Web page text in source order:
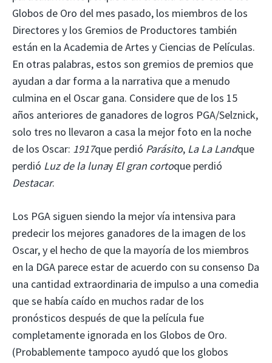
Globos de Oro del mes pasado, los miembros de los
Directores y los Gremios de Productores también
están en la Academia de Artes y Ciencias de Películas.
En otras palabras, estos son gremios de premios que
ayudan a dar forma a la narrativa que a menudo
culmina en el Oscar gana. Considere que de los 15
años anteriores de ganadores de logros PGA/Selznick,
solo tres no llevaron a casa la mejor foto en la noche
de los Oscar: 1917que perdió Parásito, La La Landque
perdió Luz de la lunay El gran cortoque perdió
Destacar.
Los PGA siguen siendo la mejor vía intensiva para
predecir los mejores ganadores de la imagen de los
Oscar, y el hecho de que la mayoría de los miembros
en la DGA parece estar de acuerdo con su consenso Da
una cantidad extraordinaria de impulso a una comedia
que se había caído en muchos radar de los
pronósticos después de que la película fue
completamente ignorada en los Globos de Oro.
(Probablemente tampoco ayudó que los globos